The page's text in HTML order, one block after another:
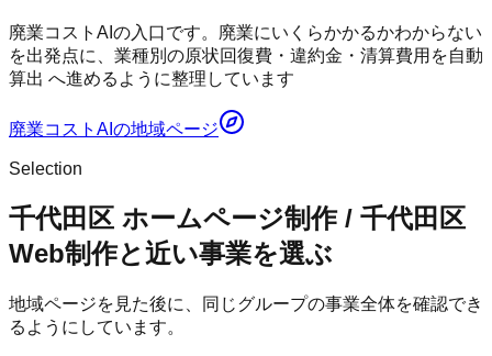
廃業コストAIの入口です。廃業にいくらかかるかわからない
を出発点に、業種別の原状回復費・違約金・清算費用を自動
算出 へ進めるように整理しています
廃業コストAI の地域ページ
Selection
千代田区 ホームページ制作 / 千代田区
Web制作と近い事業を選ぶ
地域ページを見た後に、同じグループの事業全体を確認でき
るようにしています。